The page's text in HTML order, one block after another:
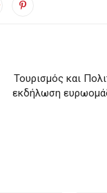
Τουρισμός και
εκδήλωση